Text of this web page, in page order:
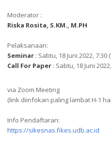
Moderator :
Riska Rosita, S.KM., M.PH
Pelaksanaan:
Seminar : Sabtu, 18 Juni 2022, 7:30
Call For Paper : Sabtu, 18 Juni
via Zoom Meeting
(link diinfokan paling lambat H-1
Info Pendaftaran:
https://sikesnas.fikes.udb.ac.id